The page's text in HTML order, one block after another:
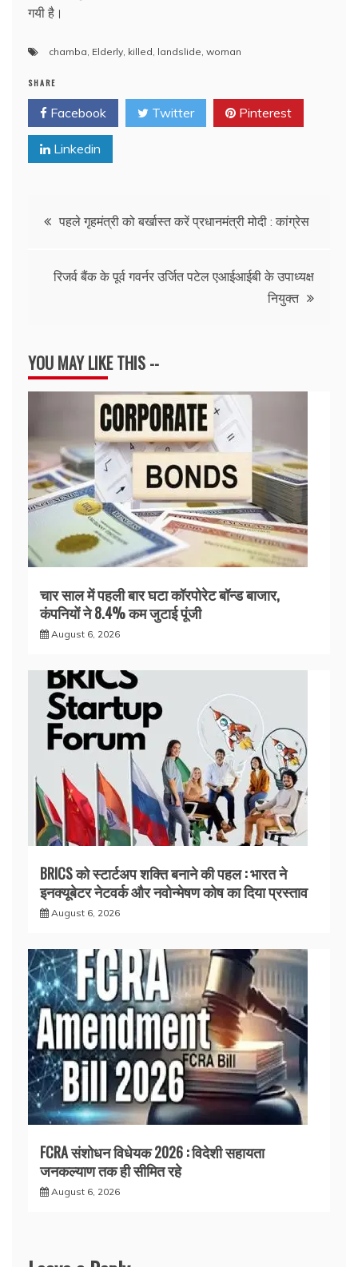
गयी है।
chamba Elderly killed landslide woman
SHARE
Facebook Twitter Pinterest
Linkedin
Postपहले गृहमंत्री को बर्खास्त करें प्रधानमंत्री मोदी : कांग्रेस
रिजर्व बैंक के पूर्व गवर्नर उर्जित पटेल एआईआईबी के उपाध्यक्ष
नियुक्त
YOU MAY LIKE THIS --
चार साल में पहली बार घटा कॉरपोरेट बॉन्ड बाजार,
कंपनियों ने 8.4% कम जुटाई पूंजी
August 6, 2026
BRICS को स्टार्टअप शक्ति बनाने की पहल : भारत ने
इनक्यूबेटर नेटवर्क और नवोन्मेषण कोष का दिया प्रस्ताव
August 6, 2026
FCRA संशोधन विधेयक 2026 : विदेशी सहायता
जनकल्याण तक ही सीमित रहे
August 6, 2026